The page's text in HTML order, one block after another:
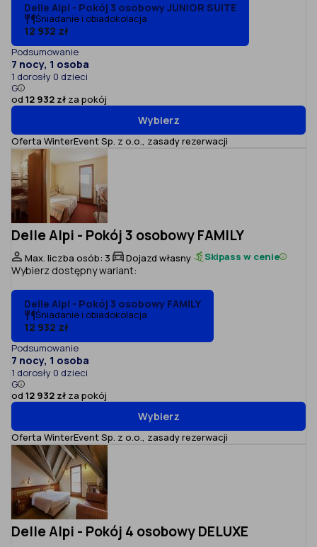
Delle Alpi - Pokój 3 osobowy JUNIOR SUITE
Śniadanie i obiadokolacja
12 932 zł
Podsumowanie
7 nocy, 1 osoba
1 dorosły 0 dzieci
G
od 12 932 zł za pokój
Wybierz
Oferta WinterEvent Sp. z o.o., zasady rezerwacji
Delle Alpi - Pokój 3 osobowy FAMILY
Max. liczba osób: 3 Dojazd własny Skipass w cenie
Wybierz dostępny wariant:
Delle Alpi - Pokój 3 osobowy FAMILY
Śniadanie i obiadokolacja
12 932 zł
Podsumowanie
7 nocy, 1 osoba
1 dorosły 0 dzieci
G
od 12 932 zł za pokój
Wybierz
Oferta WinterEvent Sp. z o.o., zasady rezerwacji
Delle Alpi - Pokój 4 osobowy DELUXE